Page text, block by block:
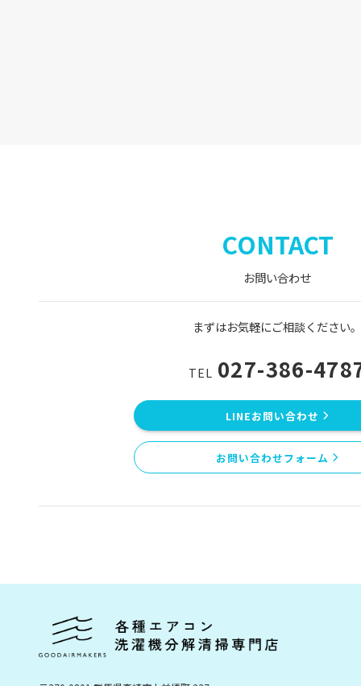
CONTACT
お問い合わせ
まずはお気軽にご相談ください。
TEL 027-386-
LINEお問い合わせ
お問い合わせフォーム